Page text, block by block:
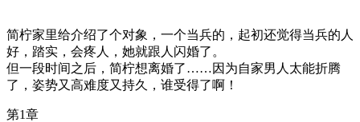
简柠家里给介绍了个对象，一个当兵的，起初还觉得当兵的人
好，踏实，会疼人，她就跟人闪婚了。
但一段时间之后，简柠想离婚了……因为自家男人太能折腾
了，姿势又高难度又持久，谁受得了啊！
第1章